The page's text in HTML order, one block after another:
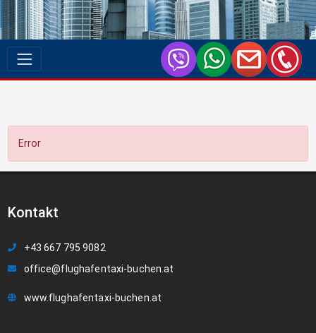
Error
Kontakt
+43 667 795 9082
office@flughafentaxi-buchen.at
www.flughafentaxi-buchen.at